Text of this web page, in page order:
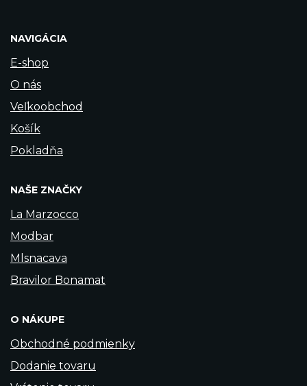
NAVIGÁCIA
E-shop
O nás
Veľkoobchod
Košík
Pokladňa
NAŠE ZNAČKY
La Marzocco
Modbar
Mlsnacava
Bravilor Bonamat
O NÁKUPE
Obchodné podmienky
Dodanie tovaru